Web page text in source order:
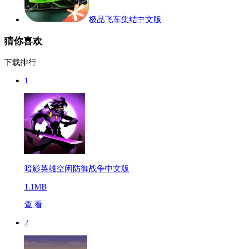
极品飞车集结中文版
猜你喜欢
下载排行
1
暗影英雄空闲防御战争中文版
1.1MB
查 看
2